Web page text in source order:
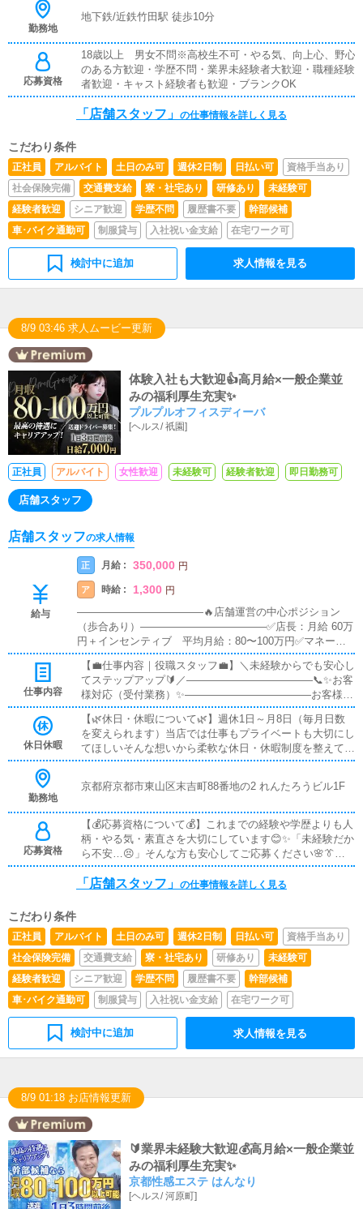
なります。基本的にはボタンを押すだけや、ブログの更新
手な人でも簡単にできます。■清掃・備品管理お客様やキ
ャストの方に快適にお過ごしいただくため、店内の清掃や
備品の管理・補充を行っていただきます。
勤務地
地下鉄/近鉄竹田駅 徒歩10分
応募資格
18歳以上 男女不問※高校生不可・やる気、向上心、野心
のある方歓迎・学歴不問・業界未経験者大歓迎・職種経験
者歓迎・キャスト経験者も歓迎・ブランクOK
「店舗スタッフ」 の仕事情報を詳しく見る
こだわり条件
正社員 アルバイト 土日のみ可 週休2日制 日払い可
資格手当あり
社会保険完備
交通費支給 寮・社宅あり 研修あり
未経験可
経験者歓迎
シニア歓迎 学歴不問 履歴書不要
幹部候補
車･バイク通勤可
制服貸与 入社祝い金支給 在宅ワーク可
検討中に追加 求人情報を見る
8/9 03:46 求人ムービー更新
体験入社も大歓迎👍高月給×一般企業並
みの福利厚生充実✨
プルプルオフィスディーバ
[ヘルス/祇園]
正社員 アルバイト 女性歓迎 未経験可 経験者歓迎 即日勤務可
店舗スタッフ
店舗スタッフの求人情報
給与
正 月給 : 350,000 円
ア 時給 : 1,300 円
――――――――――――🔥店舗運営の中心ポジション
（歩合あり）――――――――――――✅店長：月給 60万
円＋インセンティブ 平均月給：80〜100万円✅マネージ
ャー：月給 45万円＋インセンティブ 平均月給：60〜80
万円――――――――――――📌基礎〜中堅ポジション
（安定収入）――――――――――――✅主任：月給 33〜
40万円✅社員：月給 28〜35万円――――――――――――
⏰アルバイト（副業・学生もOK）――――――――――
――✅アルバイト：時給 1,300円〜――――――――――
――✨インセンティブ（歩合給）について―――――――
―――――インセンティブとは、目標売上を達成した際に
となり、頑張った分だけ収入が上がります🔥――――――
――――――――実際の雰囲気を見てから正社員への切り
替えも歓迎です🌈
仕事内容
【💼仕事内容｜役職スタッフ💼】＼未経験からでも安心し
てステップアップ🔰／――――――――――――📞✨お客
様対応（受付業務）✨――――――――――――お客様と
の対面での受付がメインです😊マニュアル完備📘最初は
先輩が横について一つずつ教えるので安心🤝「言葉づか
い」「対応の流れ」も丁寧にサポートします🌸―――――
―――――――🧹✨清掃・環境づくり✨――――――――
を清潔に保つお仕事です🧼難しい作業は一切なし🙆‍♂️気持
――――💻✨営業サイト更新作業✨――――――――――
――簡単な入力・更新が中心😊PCが苦手でも大丈夫🔰基
本操作からゆっくり覚えられます🖥️✨―――――――――
―――🌱役職スタッフからのお仕事🌱―――――――――
―――📊✨利益の管理✨数字の見方や考え方は一から丁寧
にレクチャー😊未経験でも問題ありません🔰👩‍💼✨女子キ
の管理✨チームで協力しながらお店を運営していきます🌈
上下関係が厳しすぎない雰囲気です😊🎉✨イベント企画✨
「こんなイベントどうかな？」アイデア大歓迎💡自分の意
見が形になるやりがいある仕事です✨🏬✨新規店舗開発✨
将来につながる大きなチャレンジも可能🚀成長したい方に
ピッタリです🌟――――――――――――🔰未経験の方へ
🔰――――――――――――最初から全部できなくてOK
🙆‍♂️できる事から少しずつ覚えていけます🔰優しい先輩が
しっかりフォロー😊安心して一歩踏み出してください🌸
休日休暇
【🌿休日・休暇について🌿】週休1日～月8日（毎月日数
を変えられます）当店では仕事もプライベートも大切にし
てほしいそんな想いから柔軟な休日・休暇制度を整えてい
ます😊✨🎂家族の誕生日💍記念日・大切なイベント🎉特別
😣」そんな心配は一切ありません🙅‍♂️しっかり相談できる
ベートが充実してこそ、仕事も全力で取り組めると考えて
います😊無理をして働くのではなく心に余裕を持って気
持ちよく仕事ができる環境を大切にしています🌸オンとオ
フのバランスを取りながら長く安定して働ける職場です✨
未経験の方も安心して続けていただけます😌
勤務地
京都府京都市東山区末吉町88番地の2 れんたろうビル1F
応募資格
【💰応募資格について💰】これまでの経験や学歴よりも人
柄・やる気・素直さを大切にしています😊✨「未経験だか
ら不安…😣」そんな方も安心してご応募ください🌸👔社
員・アルバイト希望の方👔年齢は20歳〜40歳くらいまで
（※高校生不可）となります🙆‍♂️学歴・職歴・業界経験は
迎📚✨勤務時間や出勤日の相談もOK🕒学校やプライベー
トと両立しながら無理なく働けます🍀🚗✨ドライバー希望
の方✨🚗年齢制限はありません🙆‍♂️幅広く募集しておりま
す🌈
「店舗スタッフ」 の仕事情報を詳しく見る
こだわり条件
正社員 アルバイト 土日のみ可 週休2日制 日払い可
資格手当あり
社会保険完備
交通費支給 寮・社宅あり 研修あり
未経験可
経験者歓迎
シニア歓迎 学歴不問 履歴書不要
幹部候補
車･バイク通勤可
制服貸与 入社祝い金支給 在宅ワーク可
検討中に追加 求人情報を見る
8/9 01:18 お店情報更新
🔰業界未経験大歓迎💰高月給×一般企業並
みの福利厚生充実✨
京都性感エステ はんなり
[ヘルス/河原町]